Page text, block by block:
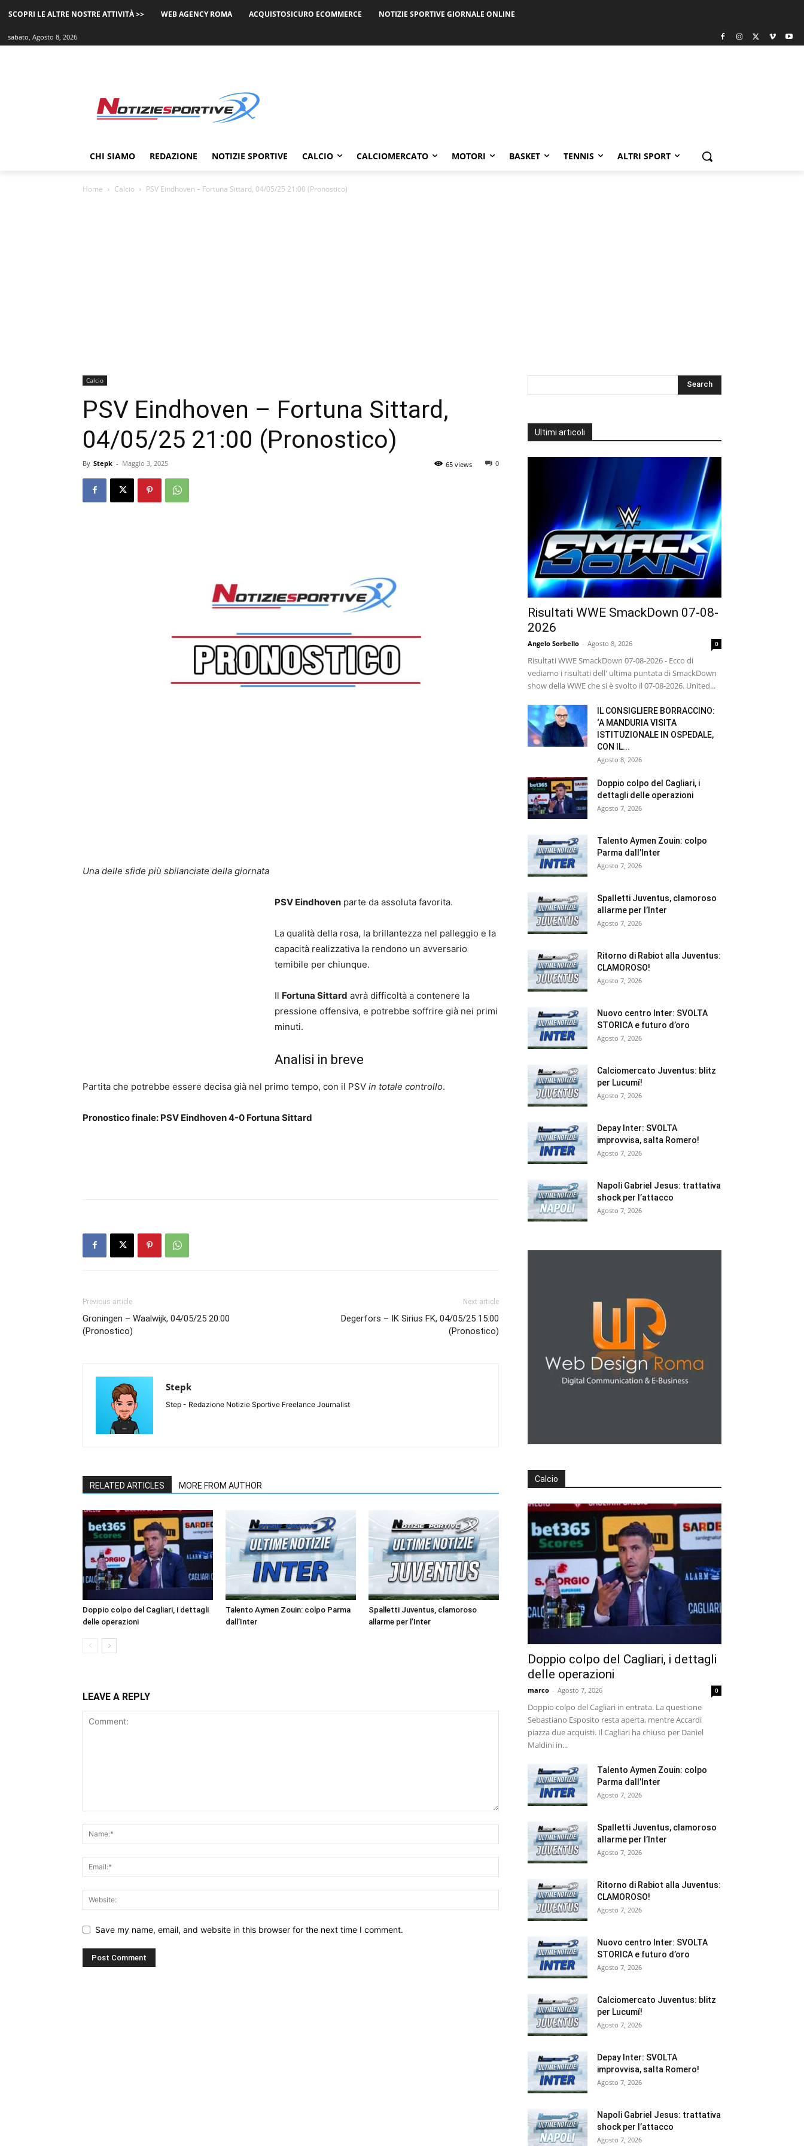
SCOPRI LE ALTRE NOSTRE ATTIVITÀ >> WEB AGENCY ROMA ACQUISTOSICURO ECOMMERCE NOTIZIE SPORTIVE GIORNALE ONLINE
sabato, Agosto 8, 2026
CHI SIAMO REDAZIONE NOTIZIE SPORTIVE CALCIO CALCIOMERCATO MOTORI BASKET TENNIS ALTRI SPORT
Home Calcio PSV Eindhoven – Fortuna Sittard, 04/05/25 21:00 (Pronostico)
Calcio
PSV Eindhoven – Fortuna Sittard,
04/05/25 21:00 (Pronostico)
By Stepk - Maggio 3, 2025 0
65 views
Una delle sfide più sbilanciate della giornata
PSV Eindhoven parte da assoluta favorita.
La qualità della rosa, la brillantezza nel palleggio e la
capacità realizzativa la rendono un avversario
temibile per chiunque.
Il Fortuna Sittard avrà difficoltà a contenere la
pressione offensiva, e potrebbe soffrire già nei primi
minuti.
Analisi in breve
Partita che potrebbe essere decisa già nel primo tempo, con il PSV in totale controllo.
Pronostico finale: PSV Eindhoven 4-0 Fortuna Sittard
Previous article
Groningen – Waalwijk, 04/05/25 20:00
(Pronostico)
Next article
Degerfors – IK Sirius FK, 04/05/25 15:00
(Pronostico)
Stepk
Step - Redazione Notizie Sportive Freelance Journalist
RELATED ARTICLES MORE FROM AUTHOR
Doppio colpo del Cagliari, i dettagli
delle operazioni
Talento Aymen Zouin: colpo Parma
dall’Inter
Spalletti Juventus, clamoroso
allarme per l’Inter
LEAVE A REPLY
Save my name, email, and website in this browser for the next time I comment.
Ultimi articoli
Risultati WWE SmackDown 07-08-
2026
Angelo Sorbello - Agosto 8, 2026 0
Risultati WWE SmackDown 07-08-2026 - Ecco di
vediamo i risultati dell' ultima puntata di SmackDown
show della WWE che si è svolto il 07-08-2026. United...
IL CONSIGLIERE BORRACCINO:
‘A MANDURIA VISITA
ISTITUZIONALE IN OSPEDALE,
CON IL...
Agosto 8, 2026
Doppio colpo del Cagliari, i
dettagli delle operazioni
Agosto 7, 2026
Talento Aymen Zouin: colpo
Parma dall’Inter
Agosto 7, 2026
Spalletti Juventus, clamoroso
allarme per l’Inter
Agosto 7, 2026
Ritorno di Rabiot alla Juventus:
CLAMOROSO!
Agosto 7, 2026
Nuovo centro Inter: SVOLTA
STORICA e futuro d’oro
Agosto 7, 2026
Calciomercato Juventus: blitz
per Lucumí!
Agosto 7, 2026
Depay Inter: SVOLTA
improvvisa, salta Romero!
Agosto 7, 2026
Napoli Gabriel Jesus: trattativa
shock per l’attacco
Agosto 7, 2026
Calcio
Doppio colpo del Cagliari, i dettagli
delle operazioni
marco - Agosto 7, 2026 0
Doppio colpo del Cagliari in entrata. La questione
Sebastiano Esposito resta aperta, mentre Accardi
piazza due acquisti. Il Cagliari ha chiuso per Daniel
Maldini in...
Talento Aymen Zouin: colpo
Parma dall’Inter
Agosto 7, 2026
Spalletti Juventus, clamoroso
allarme per l’Inter
Agosto 7, 2026
Ritorno di Rabiot alla Juventus:
CLAMOROSO!
Agosto 7, 2026
Nuovo centro Inter: SVOLTA
STORICA e futuro d’oro
Agosto 7, 2026
Calciomercato Juventus: blitz
per Lucumí!
Agosto 7, 2026
Depay Inter: SVOLTA
improvvisa, salta Romero!
Agosto 7, 2026
Napoli Gabriel Jesus: trattativa
shock per l’attacco
Agosto 7, 2026